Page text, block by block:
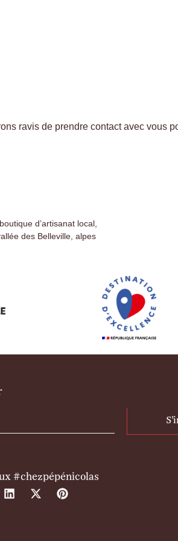
ravis de prendre contact avec vous
d’artisanat local,
des Belleville, alpes
#chezpépénicolas